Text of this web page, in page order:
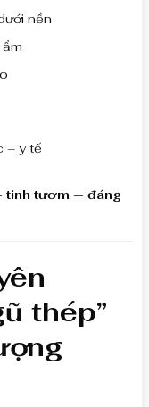
nền
– y tế
tinh tươm — đáng
thép”